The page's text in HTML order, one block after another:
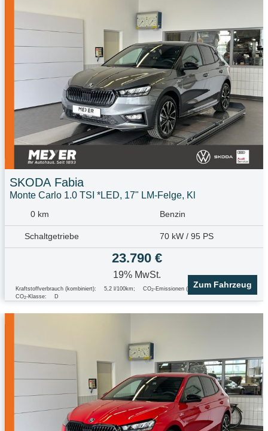
SKODA Fabia
Monte Carlo 1.0 TSI *LED, 17" LM-Felge, Kl
0 km Benzin
Schaltgetriebe 70 kW / 95 PS
23.790 €
19% MwSt.
Kraftstoffverbrauch (kombiniert): 5,2 l/100km; CO2-Emissionen (kombiniert): 117.0 g/km
CO2-Klasse: D
Zum Fahrzeug